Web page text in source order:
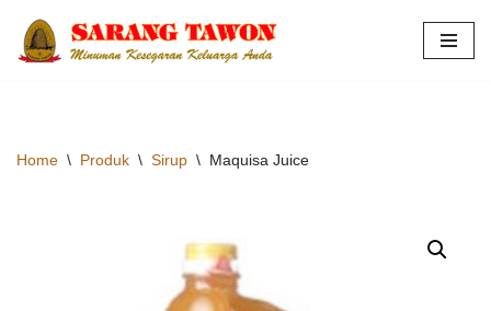
Skip
Home \ Produk \ Sirup \ Maquisa Juice